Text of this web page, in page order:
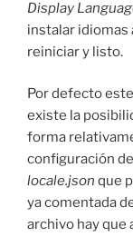
Display
instalar idiomas
reiniciar y listo.
Por defecto
existe la
forma
configuración
locale.json que
ya comentada
archivo hay que